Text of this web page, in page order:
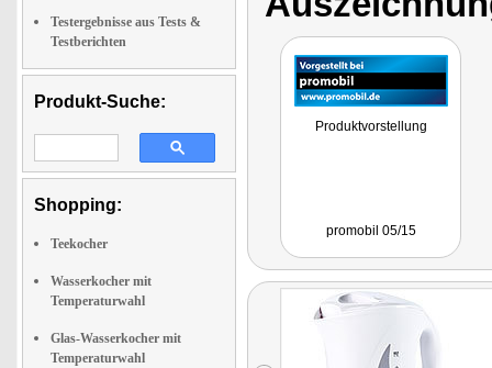
Testergebnisse aus Tests &
Testberichten
Produkt-Suche:
Shopping:
Teekocher
Wasserkocher mit
Temperaturwahl
Glas-Wasserkocher mit
Temperaturwahl
Produktvorstellung
promobil 05/15